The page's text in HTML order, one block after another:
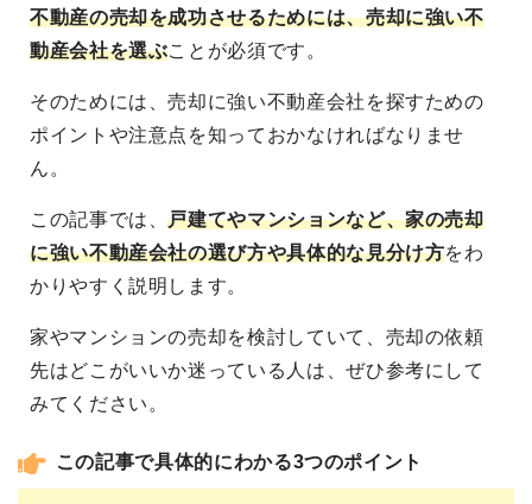
不動産の売却を成功させるためには、売却に強い不
動産会社を選ぶことが必須です。
そのためには、売却に強い不動産会社を探すための
ポイントや注意点を知っておかなければなりませ
ん。
この記事では、戸建てやマンションなど、家の売却
に強い不動産会社の選び方や具体的な見分け方をわ
かりやすく説明します。
家やマンションの売却を検討していて、売却の依頼
先はどこがいいか迷っている人は、ぜひ参考にして
みてください。
この記事で具体的にわかる3つのポイント